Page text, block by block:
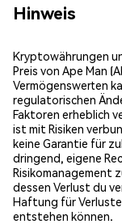
Hinweis
Kryptowährungen
Preis von Ape Man
Vermögenswerten
regulatorischen
Faktoren erheblich
ist mit Risiken
keine Garantie für
dringend, eigene
Risikomanagement
dessen Verlust du
Haftung für
entstehen können.